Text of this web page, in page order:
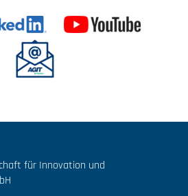
für Innovation und